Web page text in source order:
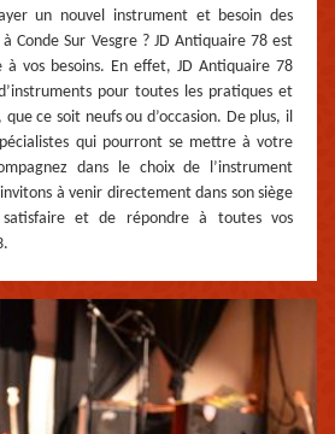
un nouvel instrument et besoin des
Conde Sur Vesgre ? JD Antiquaire 78 est
vos besoins. En effet, JD Antiquaire 78
pour toutes les pratiques et
ce soit neufs ou d’occasion. De plus, il
qui pourront se mettre à votre
dans le choix de l’instrument
à venir directement dans son siège
satisfaire et de répondre à toutes vos